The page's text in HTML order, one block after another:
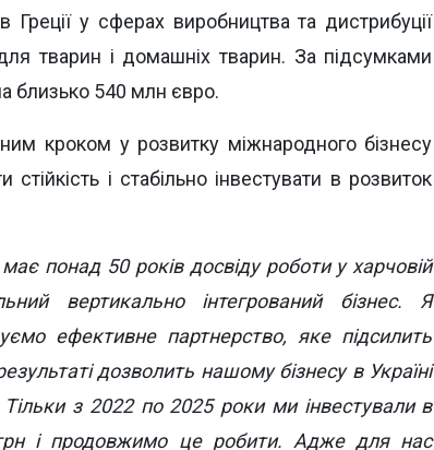
у сферах виробництва та дистрибуції
тварин і домашніх тварин. За підсумками
близько 540 млн євро.
кроком у розвитку міжнародного бізнесу
і стабільно інвестувати в розвиток
понад 50 років досвіду роботи у харчовій
вертикально інтегрований бізнес. Я
ефективне партнерство, яке підсилить
дозволить нашому бізнесу в Україні
з 2022 по 2025 роки ми інвестували в
і продовжимо це робити. Адже для нас